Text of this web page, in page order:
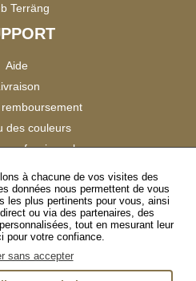
Terräng
Aide
des couleurs
professionnels
Clients
NOUS
à chacune de vos visites des
données nous permettent de vous
les plus pertinents pour vous, ainsi
ou via des partenaires, des
tout en mesurant leur
pour votre confiance.
sans accepter